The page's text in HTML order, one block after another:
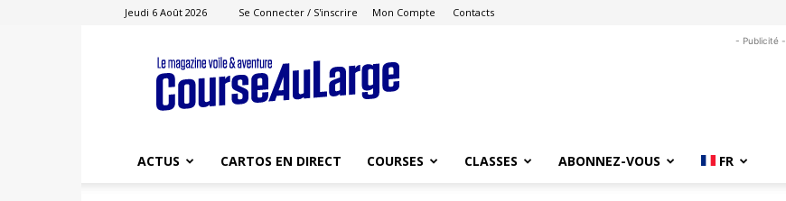
Jeudi 6 Août 2026 Se Connecter / S'inscrire Mon Compte Contacts
Course
au
Large
- Publicité -
ACTUS CARTOS EN DIRECT COURSES CLASSES ABONNEZ-VOUS FR